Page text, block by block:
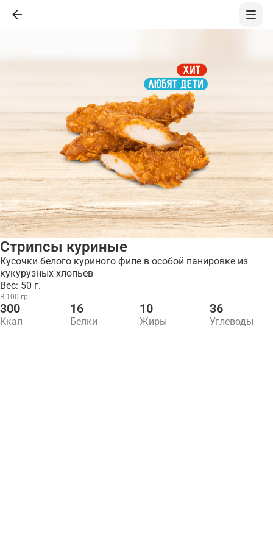
Стрипсы куриные
Кусочки белого куриного филе в особой панировке из
кукурузных хлопьев
Вес: 50 г.
В 100 гр
300
Ккал
16
Белки
10
Жиры
36
Углеводы